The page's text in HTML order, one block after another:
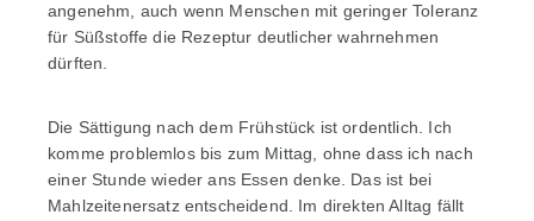
angenehm, auch wenn Menschen mit geringer Toleranz
für Süßstoffe die Rezeptur deutlicher wahrnehmen
dürften.
Die Sättigung nach dem Frühstück ist ordentlich. Ich
komme problemlos bis zum Mittag, ohne dass ich nach
einer Stunde wieder ans Essen denke. Das ist bei
Mahlzeitenersatz entscheidend. Im direkten Alltag fällt